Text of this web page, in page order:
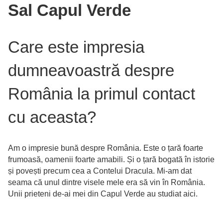
Sal Capul Verde
Care este impresia
dumneavoastră despre
România la primul contact
cu aceasta?
Am o impresie bună despre România. Este o țară foarte
frumoasă, oamenii foarte amabili. Și o țară bogată în istorie
și povești precum cea a Contelui Dracula. Mi-am dat
seama că unul dintre visele mele era să vin în România.
Unii prieteni de-ai mei din Capul Verde au studiat aici.